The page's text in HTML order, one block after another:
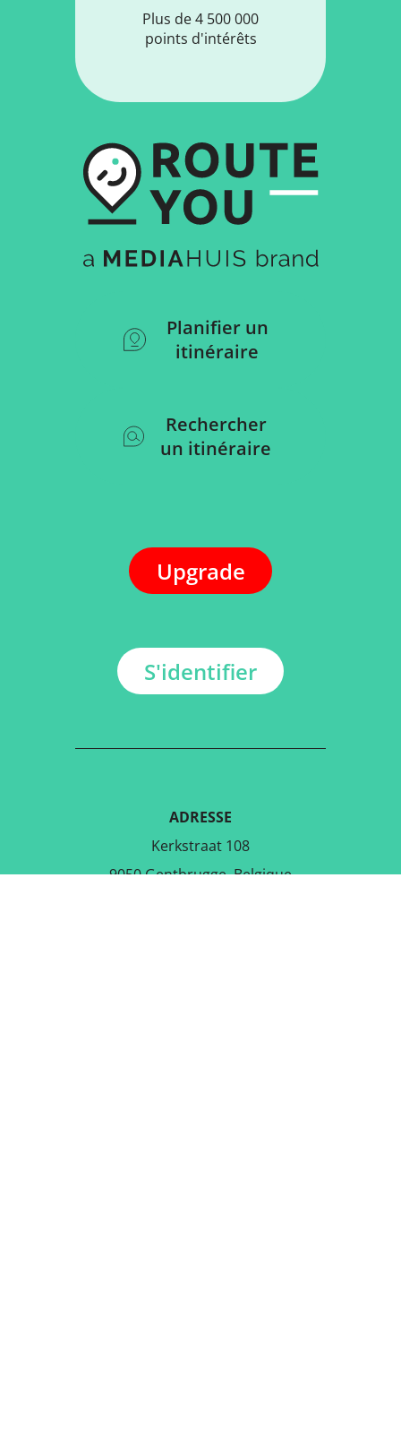
Plus de 4 500 000
points d'intérêts
Planifier un
itinéraire
Rechercher
un itinéraire
Upgrade
S'identifier
ADRESSE
Kerkstraat 108
9050 Gentbrugge, Belgique